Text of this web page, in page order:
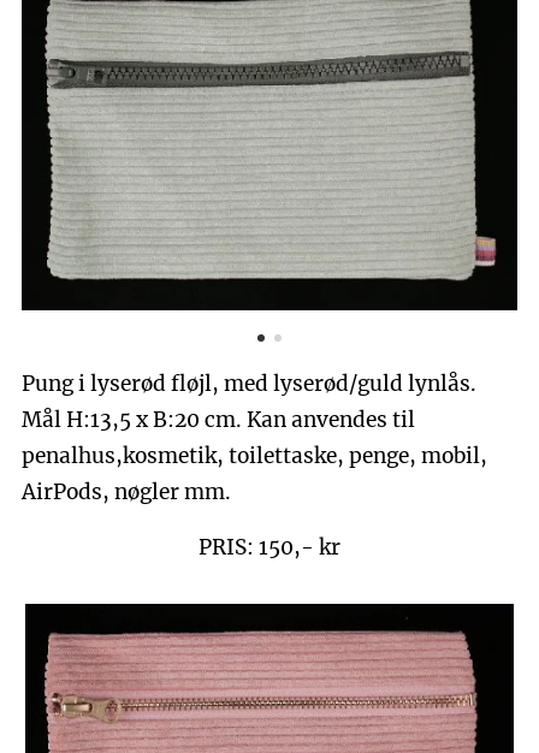
Pung i lyserød fløjl, med lyserød/guld lynlås.
Mål H:13,5 x B:20 cm. Kan anvendes til
penalhus,kosmetik, toilettaske, penge, mobil,
AirPods, nøgler mm.
PRIS: 150,- kr